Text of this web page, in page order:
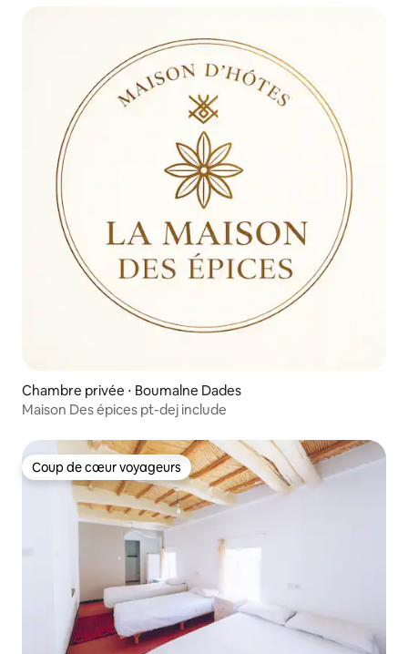
Chambre privée ⋅ Boumalne Dades
Maison Des épices pt-dej include
Coup de cœur voyageurs
Coup de cœur voyageurs